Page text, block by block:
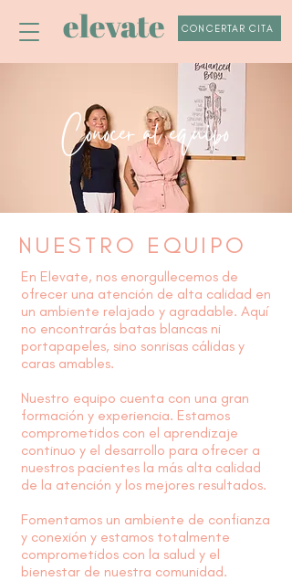
elevate CONCERTAR CITA
Conocer al equipo
NUESTRO EQUIPO
En Elevate, nos enorgullecemos de
ofrecer una atención de alta calidad en
un ambiente relajado y agradable. Aquí
no encontrarás batas blancas ni
portapapeles, sino sonrisas cálidas y
caras amables.
Nuestro equipo cuenta con una gran
formación y experiencia. Estamos
comprometidos con el aprendizaje
continuo y el desarrollo para ofrecer a
nuestros pacientes la más alta calidad
de la atención y los mejores resultados.
Fomentamos un ambiente de confianza
y conexión y estamos totalmente
comprometidos con la salud y el
bienestar de nuestra comunidad.